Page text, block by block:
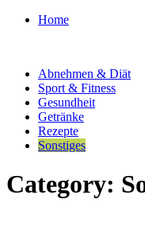
Home
Abnehmen & Diät
Sport & Fitness
Gesundheit
Getränke
Rezepte
Sonstiges
Category: